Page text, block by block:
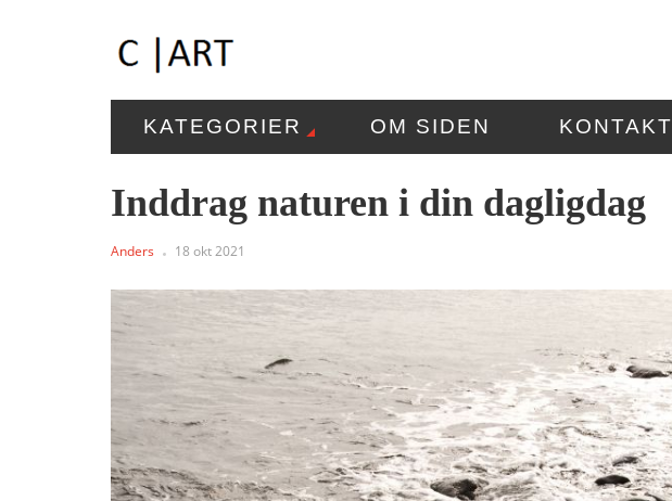
KATEGORIER OM SIDEN KONTAKT
Inddrag naturen i din dagligdag
Anders 18 okt 2021